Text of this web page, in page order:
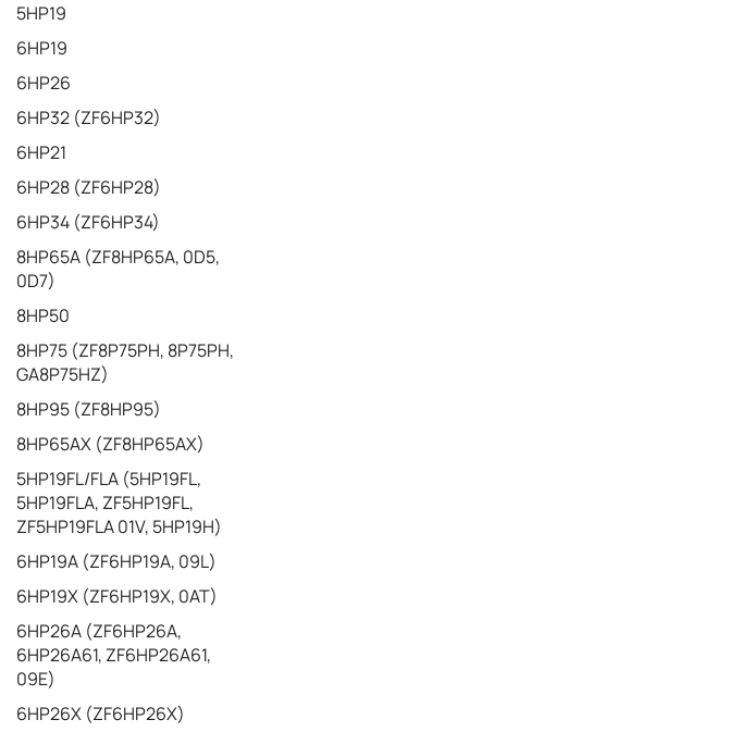
5HP19
6HP19
6HP26
6HP32 (ZF6HP32)
6HP21
6HP28 (ZF6HP28)
6HP34 (ZF6HP34)
8HP65A (ZF8HP65A, 0D5,
0D7)
8HP50
8HP75 (ZF8P75PH, 8P75PH,
GA8P75HZ)
8HP95 (ZF8HP95)
8HP65AX (ZF8HP65AX)
5HP19FL/FLA (5HP19FL,
5HP19FLA, ZF5HP19FL,
ZF5HP19FLA 01V, 5HP19H)
6HP19A (ZF6HP19A, 09L)
6HP19X (ZF6HP19X, 0AT)
6HP26A (ZF6HP26A,
6HP26A61, ZF6HP26A61,
09E)
6HP26X (ZF6HP26X)